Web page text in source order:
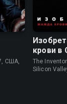
США,
крови в
долине
The
Silicon